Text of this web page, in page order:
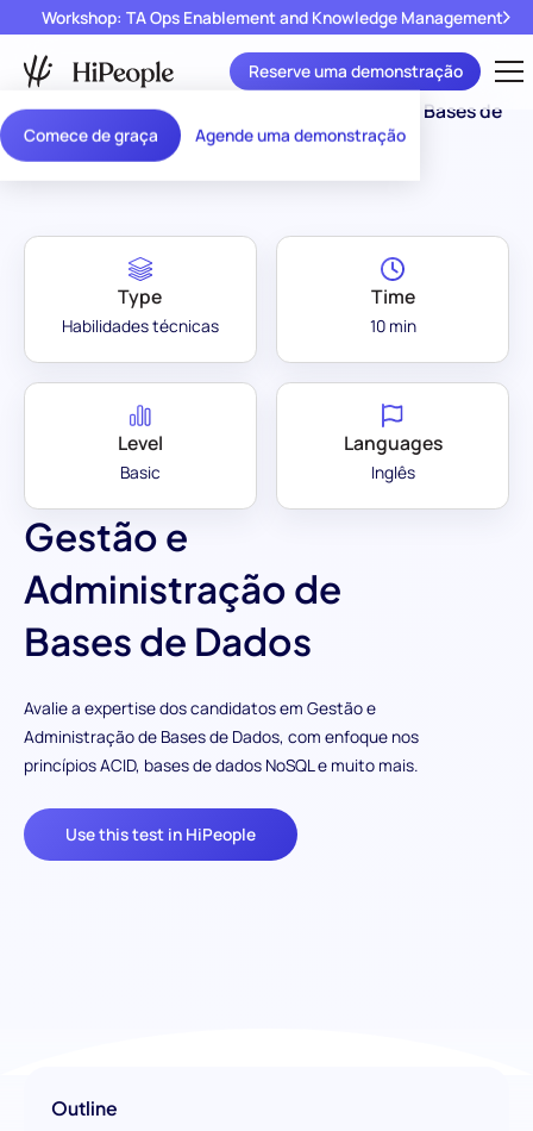
Comece de graça Agende uma demonstração
Workshop: TA Ops Enablement and Knowledge Management
Reserve uma demonstração
Assessment
Library
/
Gestão e Administração de Bases de
Dados
Gestão e
Administração de
Bases de Dados
Avalie a expertise dos candidatos em Gestão e
Administração de Bases de Dados, com enfoque nos
princípios ACID, bases de dados NoSQL e muito mais.
Use this test in HiPeople
Type
Habilidades técnicas
Time
10 min
Level
Basic
Languages
Inglês
Outline